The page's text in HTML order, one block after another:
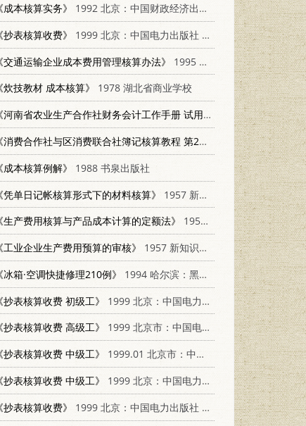
《成本核算实务》
1992 北京：中国财政经济出版社 7500518315
《抄表核算收费》
1999 北京：中国电力出版社 7801258835
《交通运输企业成本费用管理核算办法》
1995 北京：人民交通出版社 7114022255
《炊技教材 成本核算》
1978 湖北省商业学校
《河南省农业生产合作社财务会计工作手册 试用本》
1954 郑州：河南
《消费合作社与区消费联合社簿记核算教程 第2篇》
1953 北京：中国
《成本核算例解》
1988 书泉出版社
《凭单日记帐核算形式下的材料核算》
1957 新知识出版社 4076·101
《生产费用核算与产品成本计算的定额法》
1957 新知识出版社 4076·92
《工业企业生产费用预算的审核》
1957 新知识出版社 4076·84
《冰箱·空调快捷修理210例》
1994 哈尔滨：黑龙江科学技术出版社 753882488X
《抄表核算收费 初级工》
1999 北京：中国电力出版社 7801258835
《抄表核算收费 高级工》
1999 北京市：中国电力出版社 7801258835
《抄表核算收费 中级工》
1999.01 北京市：中国电力出版社 7801258835
《抄表核算收费 中级工》
1999 北京：中国电力出版社 7801258835
《抄表核算收费》
1999 北京：中国电力出版社 7801258487